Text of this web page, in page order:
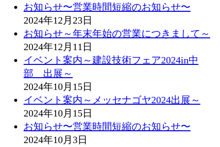
お知らせ〜営業時間短縮のお知らせ〜
2024年12月23日
お知らせ～年末年始の営業につきまして～
2024年12月11日
イベント案内～建設技術フェア2024in中
部 出展～
2024年10月15日
イベント案内～メッセナゴヤ2024出展～
2024年10月15日
お知らせ〜営業時間短縮のお知らせ〜
2024年10月3日